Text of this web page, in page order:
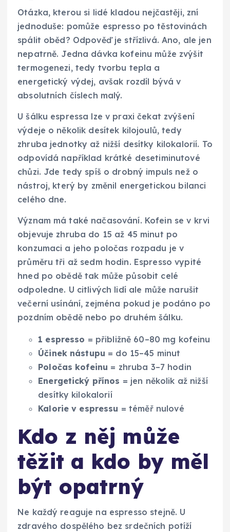
Otázka, kterou si lidé kladou nejčastěji, zní
jednoduše: pomůže espresso po těstovinách
spálit oběd? Odpověď je střízlivá. Ano, ale jen
nepatrně. Jedna dávka kofeinu může zvýšit
termogenezi, tedy tvorbu tepla a
energetický výdej, avšak rozdíl bývá v
absolutních číslech malý.
U šálku espressa lze v praxi čekat zvýšení
výdeje o několik desítek kilojoulů, tedy
zhruba jednotky až nižší desítky kilokalorií. To
odpovídá například krátké desetiminutové
chůzi. Jde tedy spíš o drobný impuls než o
nástroj, který by změnil energetickou bilanci
celého dne.
Význam má také načasování. Kofein se v krvi
objevuje zhruba do 15 až 45 minut po
konzumaci a jeho poločas rozpadu je v
průměru tři až sedm hodin. Espresso vypité
hned po obědě tak může působit celé
odpoledne. U citlivých lidí ale může narušit
večerní usínání, zejména pokud je podáno po
pozdním obědě nebo po druhém šálku.
1 espresso = přibližně 60–80 mg kofeinu
Účinek nástupu = do 15–45 minut
Poločas kofeinu = zhruba 3–7 hodin
Energetický přínos = jen několik až nižší
desítky kilokalorií
Kalorie v espressu = téměř nulové
Kdo z něj může
těžit a kdo by měl
být opatrný
Ne každý reaguje na espresso stejně. U
zdravého dospělého bez srdečních potíží